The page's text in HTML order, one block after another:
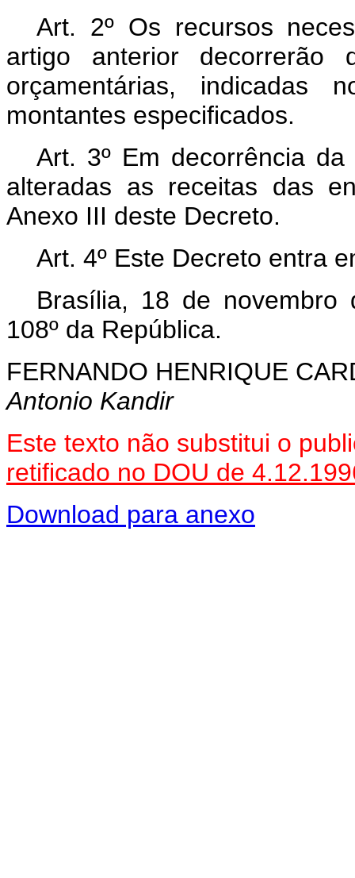
Art. 2º Os recursos
artigo anterior decorrerão
orçamentárias,
montantes especificados.
Art. 3º Em decorrência
alteradas as receitas das
Anexo III deste Decreto.
Art. 4º Este Decreto entra
Brasília, 18 de novembro
108º da República.
FERNANDO HENRIQUE
Antonio Kandir
Este texto não substitui o
retificado no DOU de
Download para anexo